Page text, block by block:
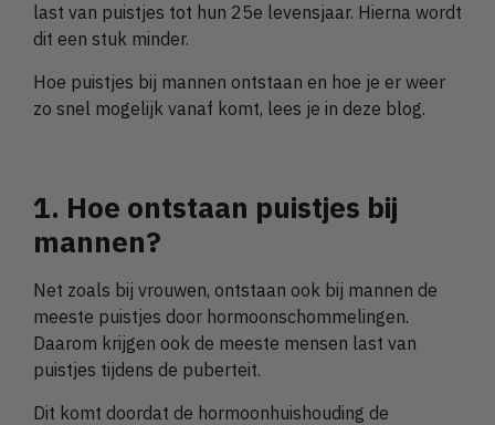
last van puistjes tot hun 25e levensjaar. Hierna wordt
dit een stuk minder.
Hoe puistjes bij mannen ontstaan en hoe je er weer
zo snel mogelijk vanaf komt, lees je in deze blog.
1. Hoe ontstaan puistjes bij
mannen?
Net zoals bij vrouwen, ontstaan ook bij mannen de
meeste puistjes door hormoonschommelingen.
Daarom krijgen ook de meeste mensen last van
puistjes tijdens de puberteit.
Dit komt doordat de hormoonhuishouding de